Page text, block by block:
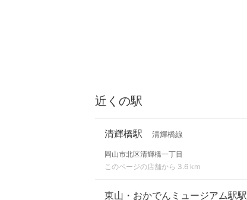
近くの駅
清輝橋駅 清輝橋線
岡山市北区清輝橋一丁目
このページの店舗から 3.6 km
東山・おかでんミュージアム駅駅